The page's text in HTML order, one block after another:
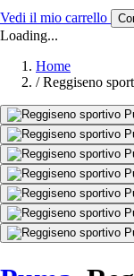
Vedi il mio carrello
Loading...
Home
/ Reggiseno